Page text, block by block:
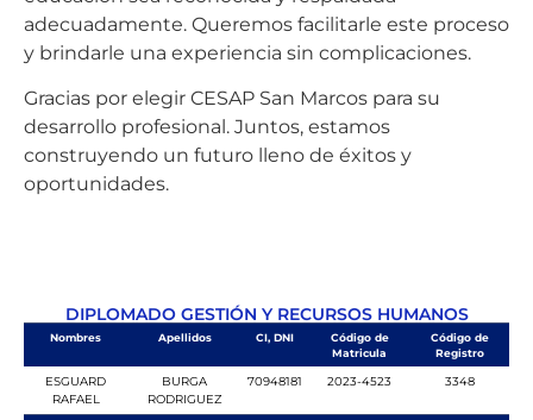
adecuadamente. Queremos facilitarle este proceso
y brindarle una experiencia sin complicaciones.
Gracias por elegir CESAP San Marcos para su
desarrollo profesional. Juntos, estamos
construyendo un futuro lleno de éxitos y
oportunidades.
DIPLOMADO GESTIÓN Y RECURSOS HUMANOS
Nombres Apellidos CI, DNI
Código de
Matricula
Código de
Registro
ESGUARD
RAFAEL
BURGA
RODRIGUEZ
70948181 2023-4523 3348